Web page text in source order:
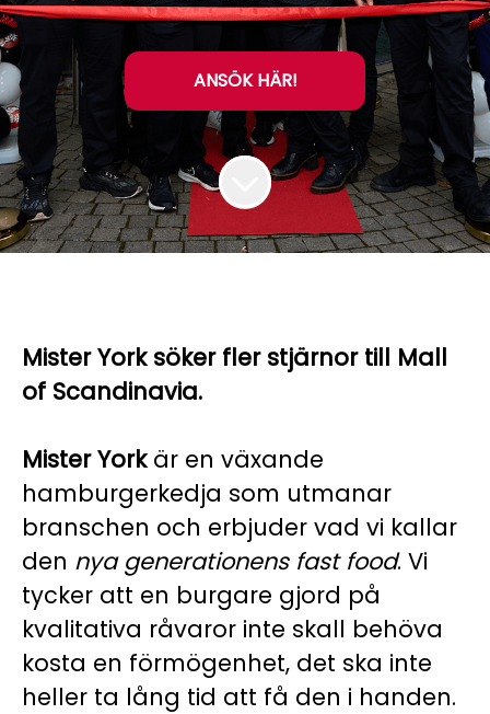
ANSÖK HÄR!
Mister York söker fler stjärnor till Mall
of Scandinavia.
Mister Yorkär en växande
hamburgerkedja som utmanar
branschen och erbjuder vad vi kallar
den nya generationens fast food. Vi
tycker att en burgare gjord på
kvalitativa råvaror inte skall behöva
kosta en förmögenhet, det ska inte
heller ta lång tid att få den i handen.